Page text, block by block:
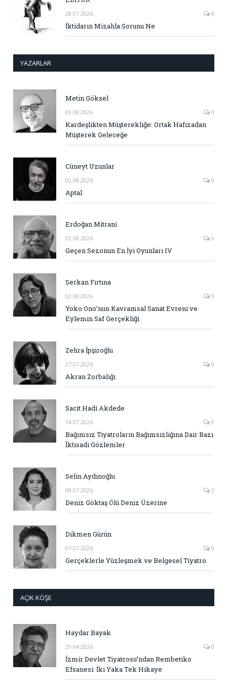
28.07.2026 0
İktidarın Mizahla Sorunu Ne
YAZARLAR
Metin Göksel
03.08.2026 0
Kardeşlikten Müşterekliğe: Ortak Hafızadan
Müşterek Geleceğe
Cüneyt Uzunlar
02.08.2026 0
Aptal
Erdoğan Mitrani
02.08.2026 0
Geçen Sezonun En İyi Oyunları IV
Serkan Fırtına
02.08.2026 0
Yoko Ono’nun Kavramsal Sanat Evreni ve
Eylemin Saf Gerçekliği
Zehra İpşiroğlu
27.07.2026 0
Akran Zorbalığı
Sacit Hadi Akdede
14.07.2026 0
Bağımsız Tiyatroların Bağımsızlığına Dair Bazı
İktisadi Gözlemler
Selin Aydınoğlu
08.07.2026 2
Deniz Göktaş Ölü Deniz Üzerine
Dikmen Gürün
07.07.2026 0
Gerçeklerle Yüzleşmek ve Belgesel Tiyatro
AÇIK KÖŞE
Haydar Bayak
29.04.2026 0
İzmir Devlet Tiyatrosu’ndan Rembetiko
Efsanesi: İki Yaka Tek Hikaye